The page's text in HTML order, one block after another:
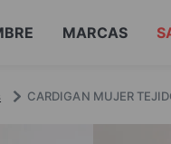
MARCAS
CARDIGAN MUJER